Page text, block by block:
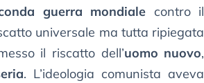
guerra mondiale contro il
universale ma tutta ripiegata
il riscatto dell’uomo nuovo,
. L’ideologia comunista aveva